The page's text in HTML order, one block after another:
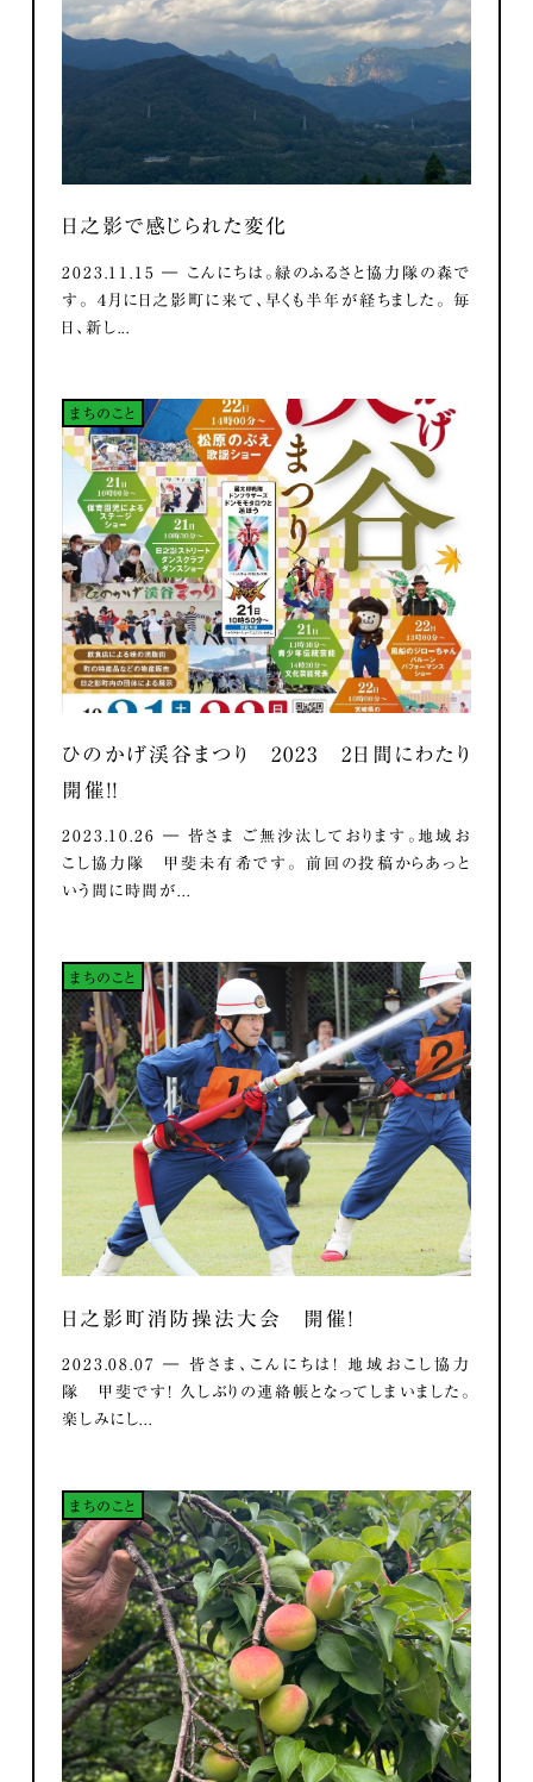
日之影で感じられた変化
2023.11.15 ― こんにちは。緑のふるさと協力隊の森で
す。 ４月に日之影町に来て、早くも半年が経ちました。 毎
日、新し...
まちのこと
ひのかげ渓谷まつり 2023 2日間にわたり
開催！！
2023.10.26 ― 皆さま ご無沙汰しております。地域お
こし協力隊 甲斐未有希です。 前回の投稿からあっと
いう間に時間が...
まちのこと
日之影町消防操法大会 開催！
2023.08.07 ― 皆さま、こんにちは！ 地域おこし協力
隊 甲斐です！ 久しぶりの連絡帳となってしまいました。
楽しみにし...
まちのこと